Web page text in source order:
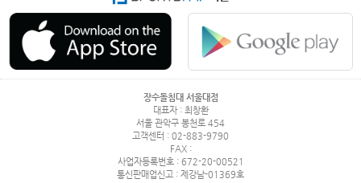
장수돌침대 서울대점
대표자 : 최창환
서울 관악구 봉천로 454
고객센터 : 02-883-9790
FAX :
사업자등록번호 : 672-20-00521
통신판매업신고 : 제강남-01369호